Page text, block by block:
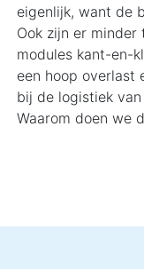
eigenlijk, want de
Ook zijn er
modules kant-en-
een hoop overlast
bij de logistiek
Waarom doen we